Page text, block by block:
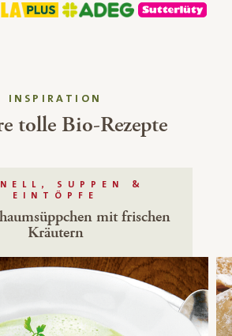
INSPIRATION
tolle Bio-Rezepte
SUPPEN &
EINTÖPFE
mit frischen
Kräutern